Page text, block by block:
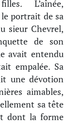
L’aînée,
portrait de sa
sieur Chevrel,
de son
avait entendu
empalée. Sa
une dévotion
aimables,
sa tête
dont la forme